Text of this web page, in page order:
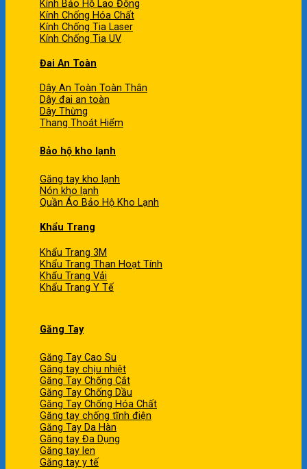
Kính Bảo Hộ Lao Động
Kính Chống Hóa Chất
Kính Chống Tia Laser
Kính Chống Tia UV
Đai An Toàn
Dây An Toàn Toàn Thân
Dây đai an toàn
Dây Thừng
Thang Thoát Hiểm
Bảo hộ kho lạnh
Găng tay kho lạnh
Nón kho lạnh
Quần Áo Bảo Hộ Kho Lạnh
Khẩu Trang
Khẩu Trang 3M
Khẩu Trang Than Hoạt Tính
Khẩu Trang Vải
Khẩu Trang Y Tế
Găng Tay
Găng Tay Cao Su
Găng tay chịu nhiệt
Găng Tay Chống Cắt
Găng Tay Chống Dầu
Găng Tay Chống Hóa Chất
Găng tay chống tĩnh điện
Găng Tay Da Hàn
Găng tay Đa Dụng
Găng tay len
Găng tay y tế